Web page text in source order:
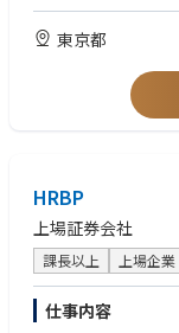
東京都
HRBP
上場証券会社
課長以上 上場企業
仕事内容